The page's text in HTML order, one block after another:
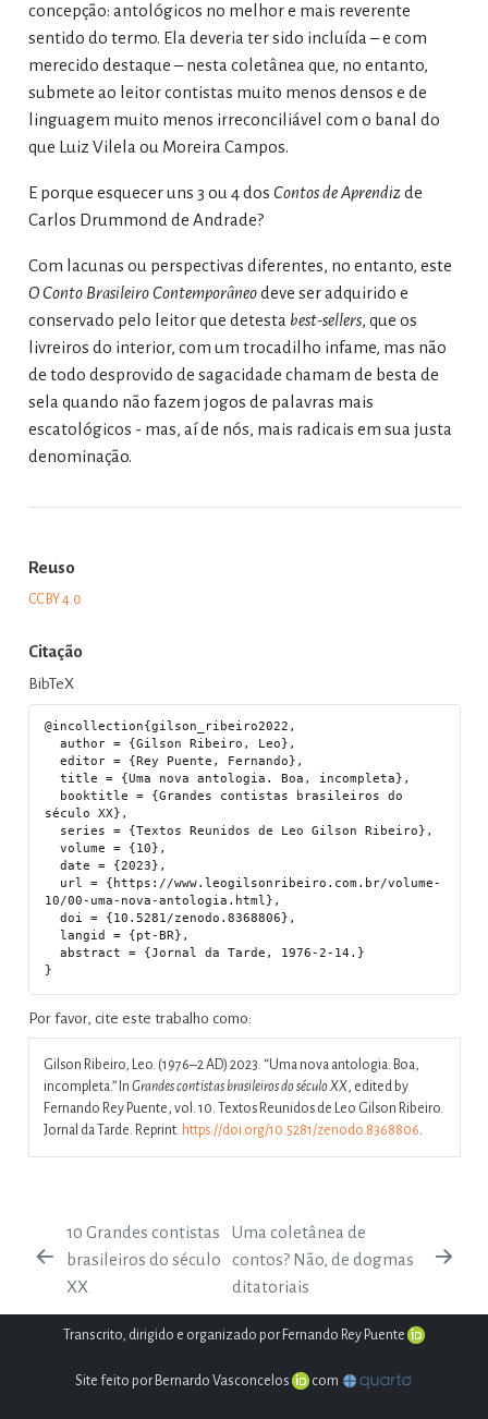
concepção: antológicos no melhor e mais reverente
sentido do termo. Ela deveria ter sido incluída – e com
merecido destaque – nesta coletânea que, no entanto,
submete ao leitor contistas muito menos densos e de
linguagem muito menos irreconciliável com o banal do
que Luiz Vilela ou Moreira Campos.
E porque esquecer uns 3 ou 4 dos Contos de Aprendizde
Carlos Drummond de Andrade?
Com lacunas ou perspectivas diferentes, no entanto, este
O Conto Brasileiro Contemporâneodeve ser adquirido e
conservado pelo leitor que detesta best-sellers, que os
livreiros do interior, com um trocadilho infame, mas não
de todo desprovido de sagacidade chamam de besta de
sela quando não fazem jogos de palavras mais
escatológicos - mas, aí de nós, mais radicais em sua justa
denominação.
Reuso
CC BY 4.0
Citação
BibTeX
@incollection{gilson_ribeiro2022,
  author = {Gilson Ribeiro, Leo},
  editor = {Rey Puente, Fernando},
  title = {Uma nova antologia. Boa, incompleta},
século XX},
  volume = {10},
  date = {2023},
10/00-uma-nova-antologia.html},
  doi = {10.5281/zenodo.8368806},
  abstract = {Jornal da Tarde, 1976-2-14.}
Por favor, cite este trabalho como:
Gilson Ribeiro, Leo. (1976–2 AD) 2023. “Uma nova antologia. Boa,
incompleta.” InGrandes contistas brasileiros do século XX, edited by
Fernando Rey Puente, vol. 10. Textos Reunidos de Leo Gilson Ribeiro.
Jornal da Tarde. Reprint. https://doi.org/10.5281/zenodo.8368806
10 Grandes contistas
brasileiros do século
XX
Uma coletânea de
contos? Não, de dogmas
ditatoriais
Transcrito, dirigido e organizado por Fernando Rey Puente
Site feito por Bernardo Vasconcelos com